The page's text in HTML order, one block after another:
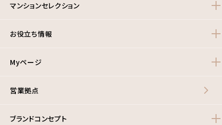
マンションセレクション
お役立ち情報
Myページ
営業拠点
ブランドコンセプト